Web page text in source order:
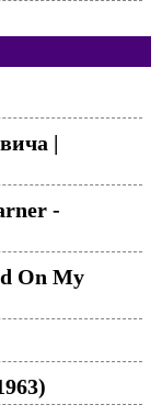
|
-
On My